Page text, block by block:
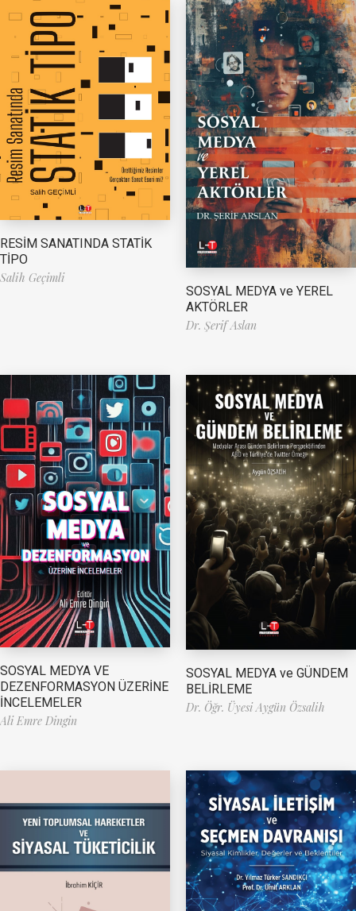
RESİM SANATINDA STATİK
TİPO
Salih Geçimli
SOSYAL MEDYA ve YEREL
AKTÖRLER
Dr. Şerif Aslan
SOSYAL MEDYA VE
DEZENFORMASYON ÜZERİNE
İNCELEMELER
Ali Emre Dingin
SOSYAL MEDYA ve GÜNDEM
BELİRLEME
Dr. Öğr. Üyesi Aygün Özsalih